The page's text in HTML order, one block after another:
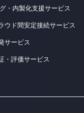
・内製化支援サービス
ウド間安定接続サービス
サービス
・評価サービス